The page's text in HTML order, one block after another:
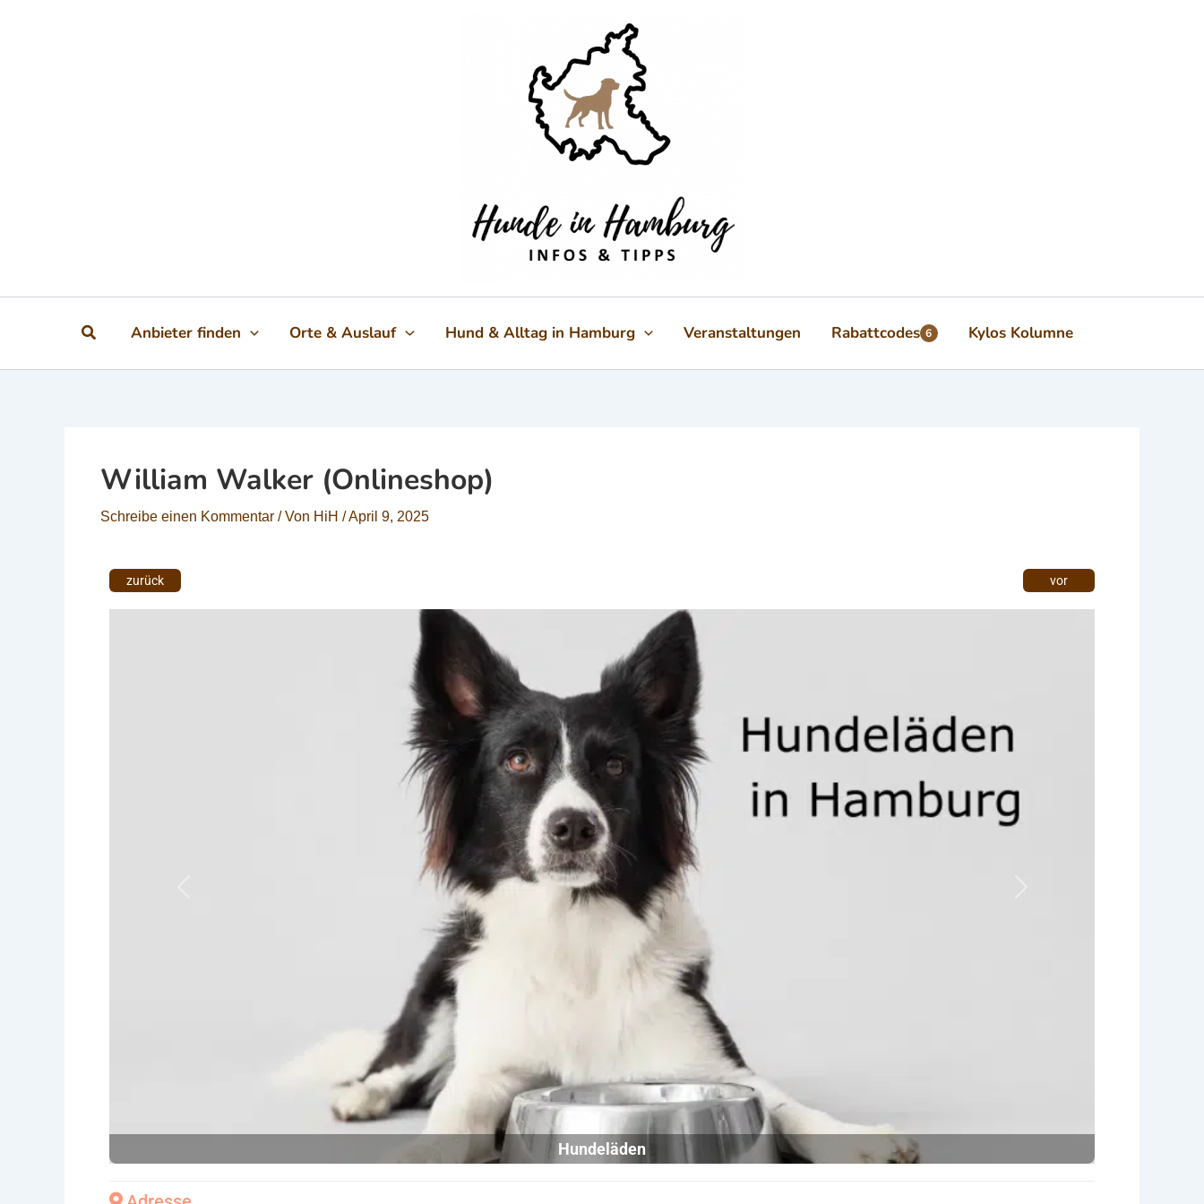
SuchenAnbieter finden Orte & Auslauf Hund & Alltag in Hamburg Veranstaltungen Rabattcodes 6 Kylos Kolumne
William Walker (Onlineshop)
Schreibe einen Kommentar / Von HiH /April 9, 2025
Hundeläden